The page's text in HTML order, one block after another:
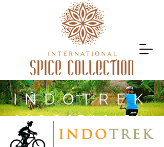
INDOTREK
SÜDOSTASIEN